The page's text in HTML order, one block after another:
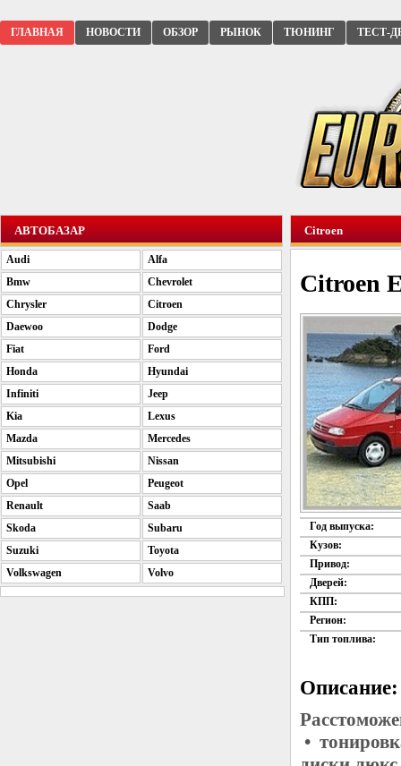
ГЛАВНАЯ НОВОСТИ ОБЗОР РЫНОК ТЮНИНГ ТЕСТ-
Citroen
Citroen
Год выпуска:
Кузов:
Привод:
Дверей:
КПП:
Регион:
Тип топлива:
Описание:
•
АВТОБАЗАР
Audi
Alfa
Bmw
Chevrolet
Chrysler
Citroen
Daewoo
Dodge
Fiat
Ford
Honda
Hyundai
Infiniti
Jeep
Kia
Lexus
Mazda
Mercedes
Mitsubishi
Nissan
Opel
Peugeot
Renault
Saab
Skoda
Subaru
Suzuki
Toyota
Volkswagen
Volvo